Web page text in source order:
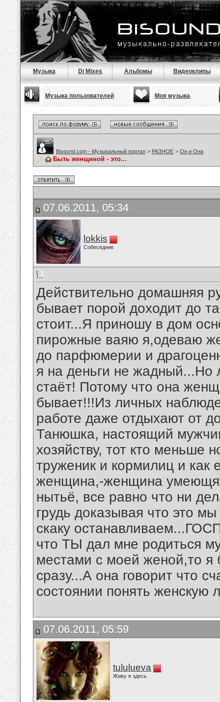
Музыка Dj Mixes Альбомы Видеоклипы
Музыка пользователей Моя музыка
Bisound.com - Музыкальный портал > РАЗНОЕ > Он и Она
Быть женщиной - это...
07.06.2011, 05:34
lokkis
Собеседник
Действительно домашняя
бывает порой доходит до
стоит...Я приношу в дом
пирожные ваяю я,одеваю
до парфюмерии и
я на деньги не жадный...Но
стаёт! Потому что она
бывает!!!Из личных
работе даже отдыхают от
Танюшка, настоящий
хозяйству, тот кто меньше
труженик и кормилиц и как
женщина,-женщина
нытьё, все равно что ни
грудь доказывая что это
скаку
что ТЫ дал мне родиться
местами с моей женой,то я
сразу...А она говорит что
состоянии понять женскую
07.06.2011, 05:59
tululueva
Живу я здесь